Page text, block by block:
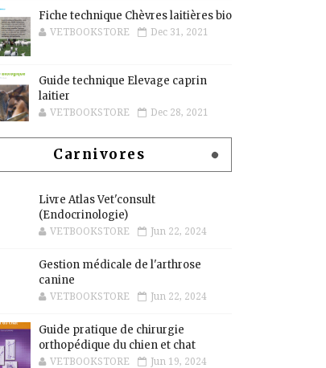
Fiche technique Chèvres laitières bio
VETBOOKSTORE Dec 31, 2021
Guide technique Elevage caprin
laitier
VETBOOKSTORE Dec 28, 2021
Carnivores
Livre Atlas Vet'consult
(Endocrinologie)
VETBOOKSTORE Jun 22, 2024
Gestion médicale de l'arthrose
canine
VETBOOKSTORE Jun 22, 2024
Guide pratique de chirurgie
orthopédique du chien et chat
VETBOOKSTORE Jun 19, 2024